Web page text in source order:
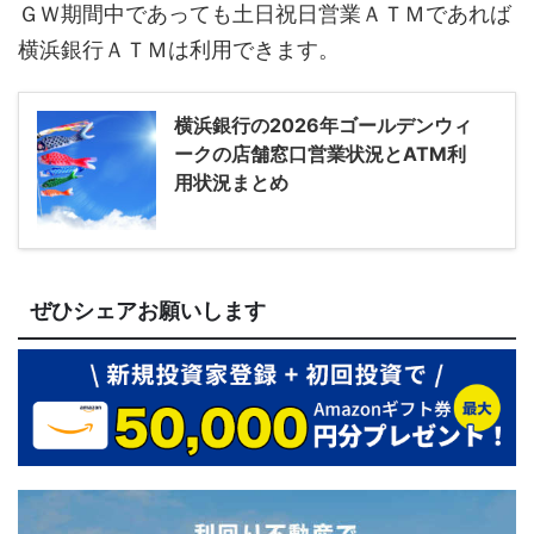
ＧＷ期間中であっても土日祝日営業ＡＴＭであれば
横浜銀行ＡＴＭは利用できます。
横浜銀行の2026年ゴールデンウィ
ークの店舗窓口営業状況とATM利
用状況まとめ
ぜひシェアお願いします